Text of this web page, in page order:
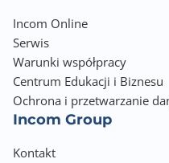
Incom Online
Serwis
Warunki współpracy
Centrum Edukacji i Biznesu
Ochrona i przetwarzanie
Incom Group
Kontakt